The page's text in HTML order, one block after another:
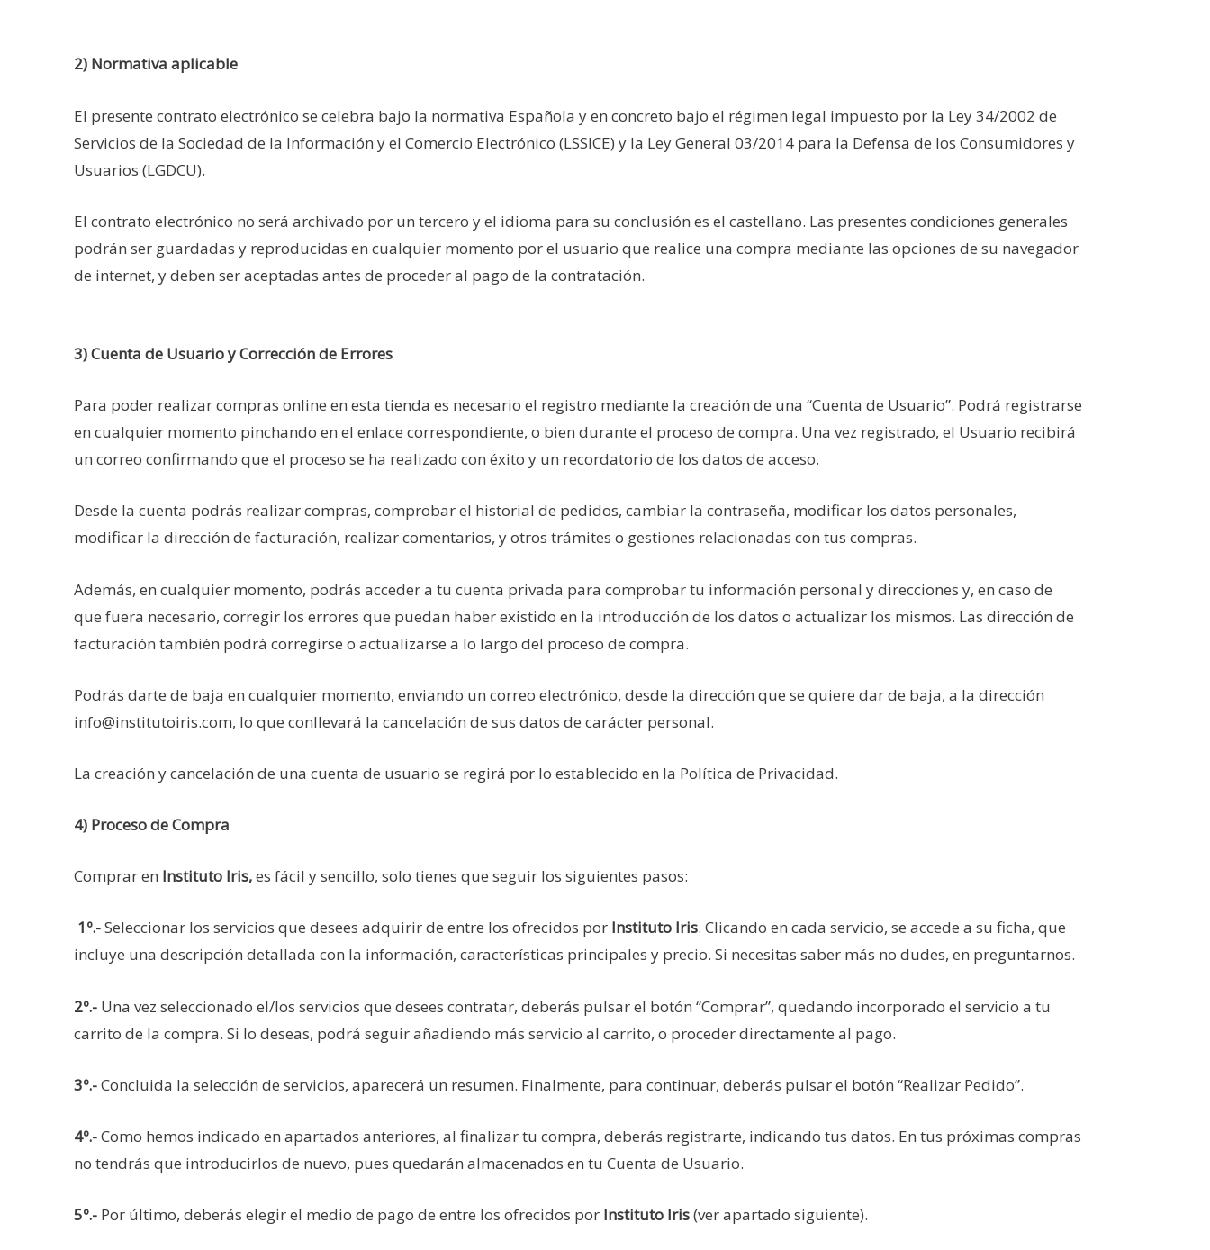
2) Normativa aplicable
El presente contrato electrónico se celebra bajo la normativa Española y en concreto bajo el régimen legal impuesto por la Ley 34/2002 de
Servicios de la Sociedad de la Información y el Comercio Electrónico (LSSICE) y la Ley General 03/2014 para la Defensa de los Consumidores y
Usuarios (LGDCU).
El contrato electrónico no será archivado por un tercero y el idioma para su conclusión es el castellano. Las presentes condiciones generales
podrán ser guardadas y reproducidas en cualquier momento por el usuario que realice una compra mediante las opciones de su navegador
de internet, y deben ser aceptadas antes de proceder al pago de la contratación.
3) Cuenta de Usuario y Corrección de Errores
Para poder realizar compras online en esta tienda es necesario el registro mediante la creación de una “Cuenta de Usuario”. Podrá registrarse
en cualquier momento pinchando en el enlace correspondiente, o bien durante el proceso de compra. Una vez registrado, el Usuario recibirá
un correo confirmando que el proceso se ha realizado con éxito y un recordatorio de los datos de acceso.
Desde la cuenta podrás realizar compras, comprobar el historial de pedidos, cambiar la contraseña, modificar los datos personales,
modificar la dirección de facturación, realizar comentarios, y otros trámites o gestiones relacionadas con tus compras.
Además, en cualquier momento, podrás acceder a tu cuenta privada para comprobar tu información personal y direcciones y, en caso de
que fuera necesario, corregir los errores que puedan haber existido en la introducción de los datos o actualizar los mismos. Las dirección de
facturación también podrá corregirse o actualizarse a lo largo del proceso de compra.
Podrás darte de baja en cualquier momento, enviando un correo electrónico, desde la dirección que se quiere dar de baja, a la dirección
info@institutoiris.com, lo que conllevará la cancelación de sus datos de carácter personal.
La creación y cancelación de una cuenta de usuario se regirá por lo establecido en la Política de Privacidad.
4) Proceso de Compra
Comprar en Instituto Iris,es fácil y sencillo, solo tienes que seguir los siguientes pasos:
1º.-Seleccionar los servicios que desees adquirir de entre los ofrecidos por Instituto Iris. Clicando en cada servicio, se accede a su ficha, que
incluye una descripción detallada con la información, características principales y precio. Si necesitas saber más no dudes, en preguntarnos.
2º.- Una vez seleccionado el/los servicios que desees contratar, deberás pulsar el botón “Comprar”, quedando incorporado el servicio a tu
carrito de la compra. Si lo deseas, podrá seguir añadiendo más servicio al carrito, o proceder directamente al pago.
3º.-Concluida la selección de servicios, aparecerá un resumen. Finalmente, para continuar, deberás pulsar el botón “Realizar Pedido”.
4º.-Como hemos indicado en apartados anteriores, al finalizar tu compra, deberás registrarte, indicando tus datos. En tus próximas compras
no tendrás que introducirlos de nuevo, pues quedarán almacenados en tu Cuenta de Usuario.
5º.- Por último, deberás elegir el medio de pago de entre los ofrecidos por Instituto Iris(ver apartado siguiente).